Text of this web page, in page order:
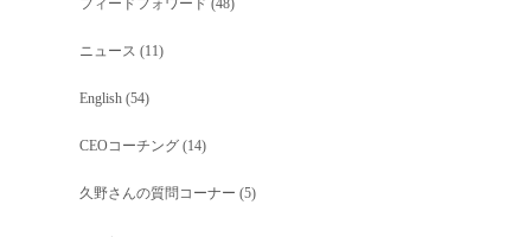
ニュース (11)
English(54)
CEOコーチング(14)
久野さんの質問コーナー (5)